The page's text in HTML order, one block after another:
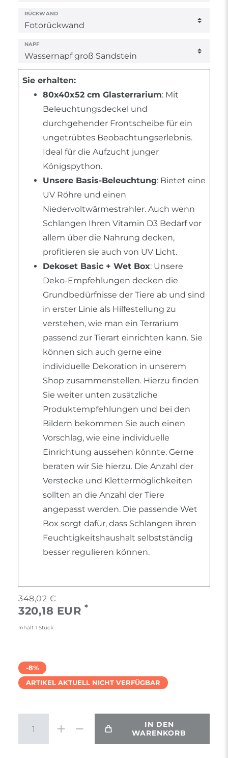
RÜCKWAND
NAPF
Sie erhalten:
80x40x52 cm Glasterrarium: Mit
Beleuchtungsdeckel und
durchgehender Frontscheibe für ein
ungetrübtes Beobachtungserlebnis.
Ideal für die Aufzucht junger
Königspython.
Unsere Basis-Beleuchtung: Bietet eine
UV Röhre und einen
Niedervoltwärmestrahler. Auch wenn
Schlangen Ihren Vitamin D3 Bedarf vor
allem über die Nahrung decken,
profitieren sie auch von UV Licht.
Dekoset Basic + Wet Box: Unsere
Deko-Empfehlungen decken die
Grundbedürfnisse der Tiere ab und sind
in erster Linie als Hilfestellung zu
verstehen, wie man ein Terrarium
passend zur Tierart einrichten kann. Sie
können sich auch gerne eine
individuelle Dekoration in unserem
Shop zusammenstellen. Hierzu finden
Sie weiter unten zusätzliche
Produktempfehlungen und bei den
Bildern bekommen Sie auch einen
Vorschlag, wie eine individuelle
Einrichtung aussehen könnte. Gerne
beraten wir Sie hierzu. Die Anzahl der
Verstecke und Klettermöglichkeiten
sollten an die Anzahl der Tiere
angepasst werden. Die passende Wet
Box sorgt dafür, dass Schlangen ihren
Feuchtigkeitshaushalt selbstständig
besser regulieren können.
348,02 €
320,18 EUR *
Inhalt 1 Stück
-8%
ARTIKEL AKTUELL NICHT VERFÜGBAR
IN DEN
WARENKORB